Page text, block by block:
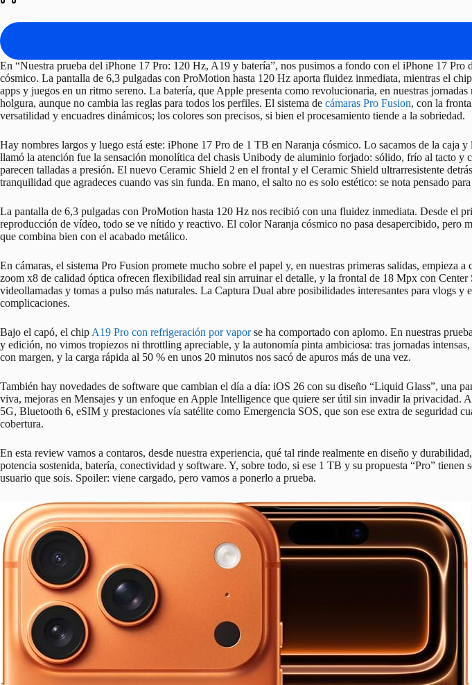
En “Nuestra prueba del iPhone 17 Pro: 120 Hz, A19 y batería”, nos pusimos a fondo con el iPhone 17 Pro
cósmico. La pantalla de 6,3 pulgadas con ProMotion hasta 120 Hz aporta fluidez inmediata, mientras el
apps y juegos en un ritmo sereno. La batería, que Apple presenta como revolucionaria, en nuestras
holgura, aunque no cambia las reglas para todos los perfiles. El sistema de cámaras Pro Fusion, con la
versatilidad y encuadres dinámicos; los colores son precisos, si bien el procesamiento tiende a la sobriedad.
Hay nombres largos y luego está este: iPhone 17 Pro de 1 TB en Naranja cósmico. Lo sacamos de la caja
llamó la atención fue la sensación monolítica del chasis Unibody de aluminio forjado: sólido, frío al tacto y
parecen talladas a presión. El nuevo Ceramic Shield 2 en el frontal y el Ceramic Shield ultrarresistente
tranquilidad que agradeces cuando vas sin funda. En mano, el salto no es solo estético: se nota pensado
La pantalla de 6,3 pulgadas con ProMotion hasta 120 Hz nos recibió con una fluidez inmediata. Desde el
reproducción de vídeo, todo se ve nítido y reactivo. El color Naranja cósmico no pasa desapercibido, pero
que combina bien con el acabado metálico.
En cámaras, el sistema Pro Fusion promete mucho sobre el papel y, en nuestras primeras salidas, empieza
zoom x8 de calidad óptica ofrecen flexibilidad real sin arruinar el detalle, y la frontal de 18 Mpx con Center
videollamadas y tomas a pulso más naturales. La Captura Dual abre posibilidades interesantes para vlogs y
complicaciones.
Bajo el capó, el chip A19 Pro con refrigeración por vaporse ha comportado con aplomo. En nuestras
y edición, no vimos tropiezos ni throttling apreciable, y la autonomía pinta ambiciosa: tras jornadas
con margen, y la carga rápida al 50 % en unos 20 minutos nos sacó de apuros más de una vez.
También hay novedades de software que cambian el día a día: iOS 26 con su diseño “Liquid Glass”, una
viva, mejoras en Mensajes y un enfoque en Apple Intelligence que quiere ser útil sin invadir la privacidad. A
5G, Bluetooth 6, eSIM y prestaciones vía satélite como Emergencia SOS, que son ese extra de seguridad
cobertura.
En esta review vamos a contaros, desde nuestra experiencia, qué tal rinde realmente en diseño y
potencia sostenida, batería, conectividad y software. Y, sobre todo, si ese 1 TB y su propuesta “Pro” tienen
usuario que sois. Spoiler: viene cargado, pero vamos a ponerlo a prueba.